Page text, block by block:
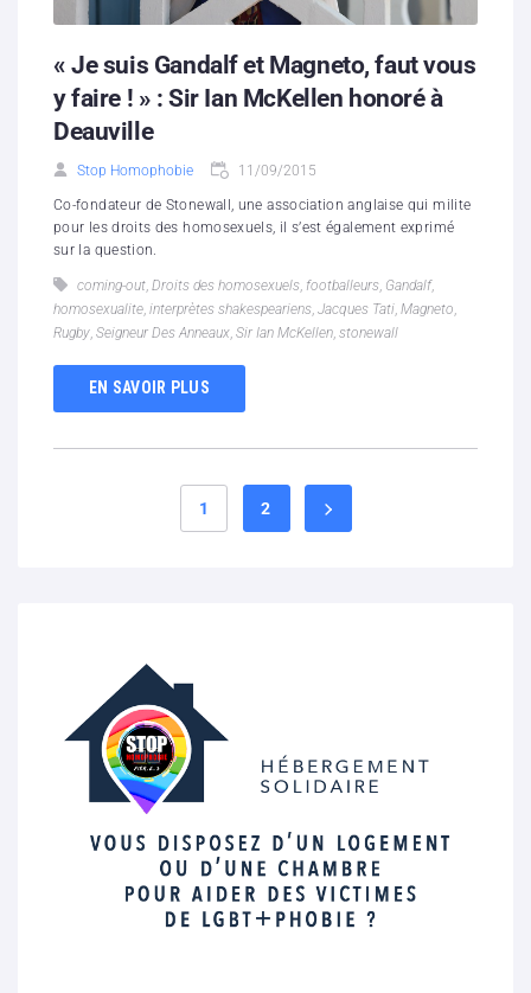
« Je suis Gandalf et Magneto, faut vous
y faire ! » : Sir Ian McKellen honoré à
Deauville
Stop Homophobie 11/09/2015
Co-fondateur de Stonewall, une association anglaise qui milite
pour les droits des homosexuels, il s’est également exprimé
sur la question.
coming-out, Droits des homosexuels, footballeurs, Gandalf,
homosexualite, interprètes shakespeariens, Jacques Tati, Magneto,
Rugby, Seigneur Des Anneaux, Sir Ian McKellen, stonewall
EN SAVOIR PLUS
1 2